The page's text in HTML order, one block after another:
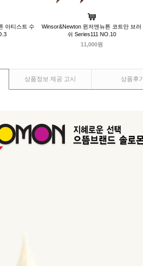
아티스트 수
Winsor&Newton 윈저앤뉴튼 코트만 브러
쉬 Series111 NO.10
11,000원
상품정보 제공 고시 상품후기